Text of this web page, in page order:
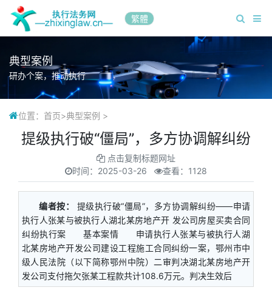
繁體
典型案例
研办个案，推动执行
位置： 首页>典型案例 >
提级执行破“僵局”，多方协调解纠纷
点击复制标题网址
时间： 2025-03-26 查看：1128
编者按：
提级执行破“僵局”，多方协调解纠纷——申请
执行人张某与被执行人湖北某房地产开 发公司房屋买卖合同
纠纷执行案 基本案情 申请执行人张某与被执行人湖
北某房地产开发公司建设工程施工合同纠纷一案，鄂州市中
级人民法院（以下简称鄂州中院）二审判决湖北某房地产开
发公司支付拖欠张某工程款共计108.6万元。判决生效后